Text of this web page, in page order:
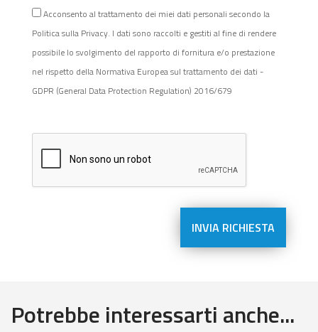
Acconsento al trattamento dei miei dati personali secondo la
Politica sulla Privacy. I dati sono raccolti e gestiti al fine di rendere
possibile lo svolgimento del rapporto di fornitura e/o prestazione
nel rispetto della Normativa Europea sul trattamento dei dati -
GDPR (General Data Protection Regulation) 2016/679
Potrebbe interessarti anche...